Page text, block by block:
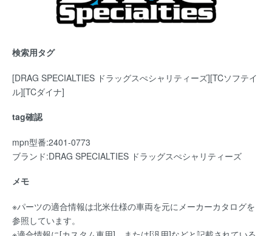
検索用タグ
[DRAG SPECIALTIES ドラッグスぺシャリティーズ][TCソフテイ
ル][TCダイナ]
tag確認
mpn型番:2401-0773
ブランド:DRAG SPECIALTIES ドラッグスぺシャリティーズ
メモ
※パーツの適合情報は北米仕様の車両を元にメーカーカタログを
参照しています。